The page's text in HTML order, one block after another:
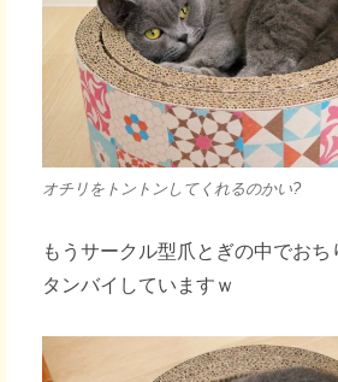
オチリをトントンしてくれるのかい?
もうサークル型爪とぎの中でおち
タンバイしていますｗ